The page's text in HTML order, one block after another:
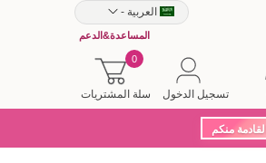
العربية -
المساعدة&الدعم
سلة المشتريات
0
تسجيل الدخول
القادمة منكم